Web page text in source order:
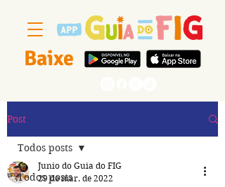
Baixe
Post
Todos posts
Todos posts
Junio do Guia do FIG
29 de mar. de 2022